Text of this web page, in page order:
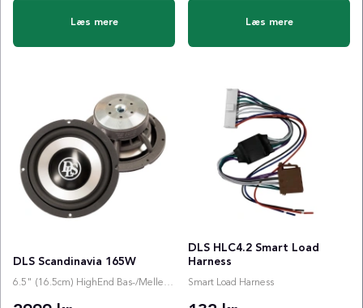
Læs mere Læs mere
DLS Scandinavia 165W
6.5" (16.5cm) HighEnd Bas-/Mellemtone
DLS HLC4.2 Smart Load
Harness
Smart Load Harness